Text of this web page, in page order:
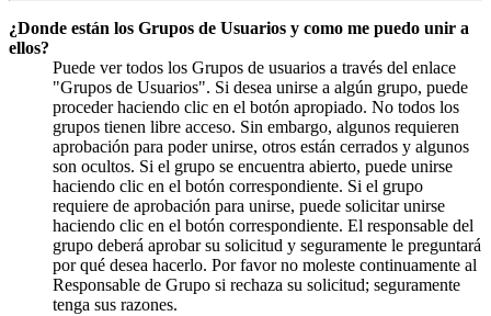
¿Donde están los Grupos de Usuarios y como me puedo unir a
ellos?
Puede ver todos los Grupos de usuarios a través del enlace
"Grupos de Usuarios". Si desea unirse a algún grupo, puede
proceder haciendo clic en el botón apropiado. No todos los
grupos tienen libre acceso. Sin embargo, algunos requieren
aprobación para poder unirse, otros están cerrados y algunos
son ocultos. Si el grupo se encuentra abierto, puede unirse
haciendo clic en el botón correspondiente. Si el grupo
requiere de aprobación para unirse, puede solicitar unirse
haciendo clic en el botón correspondiente. El responsable del
grupo deberá aprobar su solicitud y seguramente le preguntará
por qué desea hacerlo. Por favor no moleste continuamente al
Responsable de Grupo si rechaza su solicitud; seguramente
tenga sus razones.